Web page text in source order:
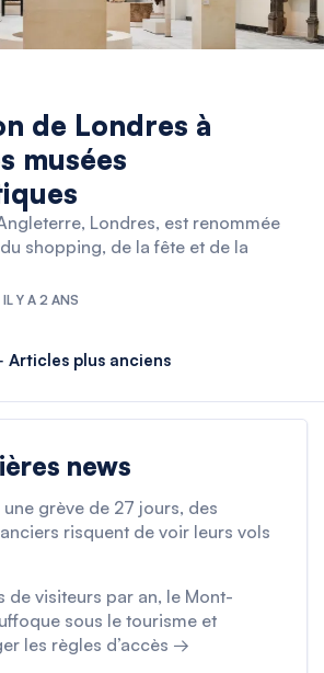
de Londres à
musées
Londres, est renommée
shopping, de la fête et de la
Y A 2 ANS
Articles plus anciens
news
une grève de 27 jours, des
risquent de voir leurs vols
de visiteurs par an, le Mont-
sous le tourisme et
les règles d’accès →